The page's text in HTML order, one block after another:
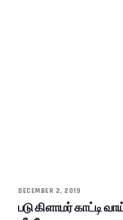
DECEMBER 2, 2019
படு கிளாமர் காட்டி